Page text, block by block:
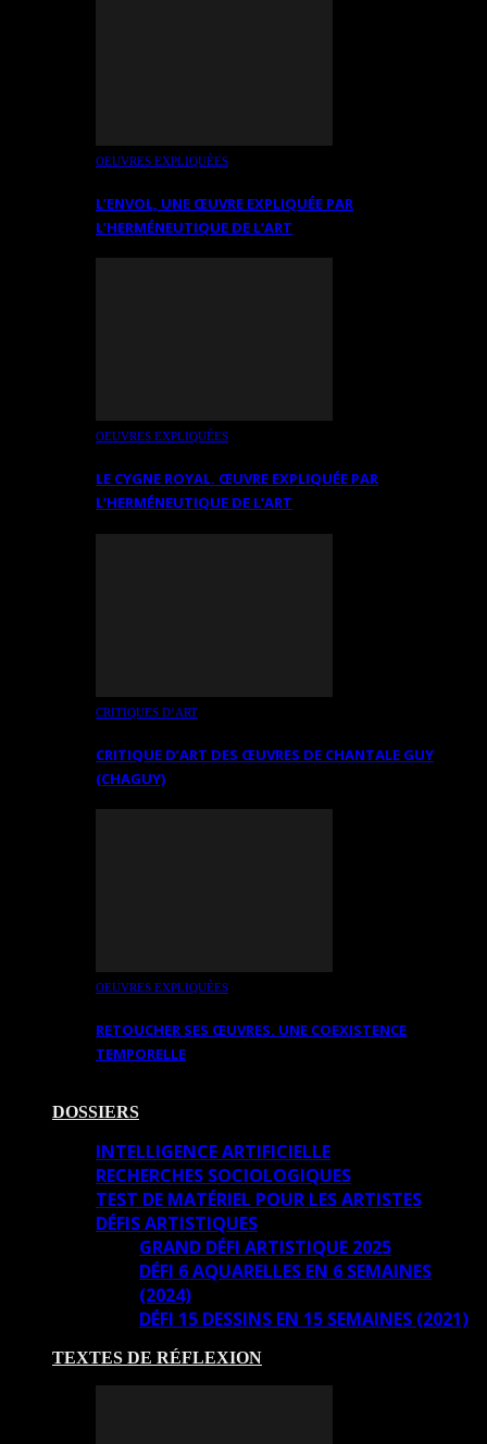
OEUVRES EXPLIQUÉES
L’ENVOL, UNE ŒUVRE EXPLIQUÉE PAR
L’HERMÉNEUTIQUE DE L’ART
OEUVRES EXPLIQUÉES
LE CYGNE ROYAL. ŒUVRE EXPLIQUÉE PAR
L’HERMÉNEUTIQUE DE L’ART
CRITIQUES D’ART
CRITIQUE D’ART DES ŒUVRES DE CHANTALE GUY
(CHAGUY)
OEUVRES EXPLIQUÉES
RETOUCHER SES ŒUVRES. UNE COEXISTENCE
TEMPORELLE
DOSSIERS
INTELLIGENCE ARTIFICIELLE
RECHERCHES SOCIOLOGIQUES
TEST DE MATÉRIEL POUR LES ARTISTES
DÉFIS ARTISTIQUES
GRAND DÉFI ARTISTIQUE 2025
DÉFI 6 AQUARELLES EN 6 SEMAINES
(2024)
DÉFI 15 DESSINS EN 15 SEMAINES (2021)
TEXTES DE RÉFLEXION